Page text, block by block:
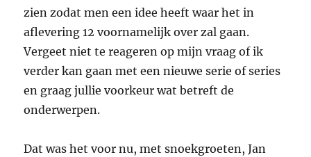
zien zodat men een idee heeft waar het in
aflevering 12 voornamelijk over zal gaan.
Vergeet niet te reageren op mijn vraag of ik
verder kan gaan met een nieuwe serie of series
en graag jullie voorkeur wat betreft de
onderwerpen.
Dat was het voor nu, met snoekgroeten, Jan